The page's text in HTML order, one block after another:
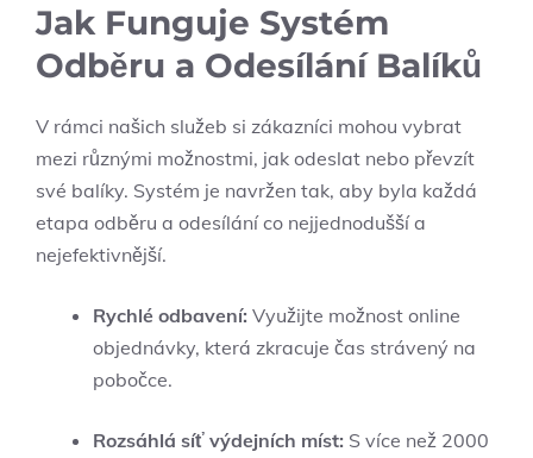
Jak Funguje Systém
Odběru a Odesílání Balíků
V rámci našich služeb si zákazníci mohou vybrat
mezi různými možnostmi, jak odeslat nebo převzít
své balíky. Systém je navržen tak, aby byla každá
etapa odběru a odesílání co nejjednodušší a
nejefektivnější.
Rychlé odbavení: Využijte možnost online
objednávky, která zkracuje čas strávený na
pobočce.
Rozsáhlá síť výdejních míst: S více než 2000